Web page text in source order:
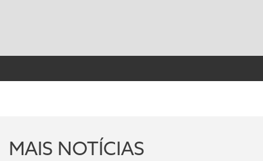
MAIS NOTÍCIAS